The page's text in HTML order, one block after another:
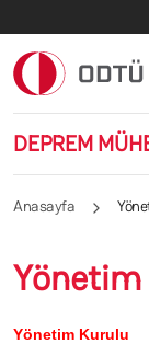
DEPREM
Anasayfa
Yönetim Kurulu